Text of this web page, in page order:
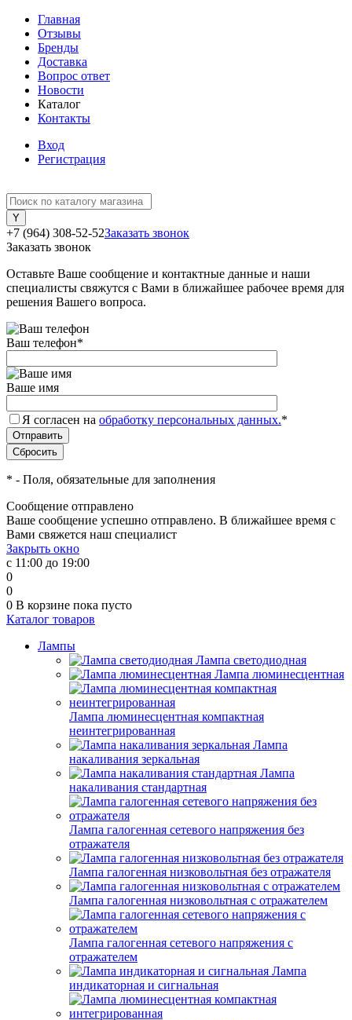
Главная
Отзывы
Бренды
Доставка
Вопрос ответ
Новости
Каталог
Контакты
Вход
Регистрация
+7 (964) 308-52-52Заказать звонок
Заказать звонок
Оставьте Ваше сообщение и контактные данные и наши
специалисты свяжутся с Вами в ближайшее рабочее время для
решения Вашего вопроса.
Ваш телефон*
Ваше имя
Я согласен на обработку персональных данных.*
* - Поля, обязательные для заполнения
Сообщение отправлено
Ваше сообщение успешно отправлено. В ближайшее время с
Вами свяжется наш специалист
Закрыть окно
с 11:00 до 19:00
0
0
0 В корзине пока пусто
Каталог товаров
Лампы
Лампа светодиодная
Лампа люминесцентная
Лампа люминесцентная компактная
неинтегрированная
Лампа
накаливания зеркальная
Лампа
накаливания стандартная
Лампа галогенная сетевого напряжения без
отражателя
Лампа галогенная низковольтная без отражателя
Лампа галогенная низковольтная с отражателем
Лампа галогенная сетевого напряжения с
отражателем
Лампа
индикаторная и сигнальная